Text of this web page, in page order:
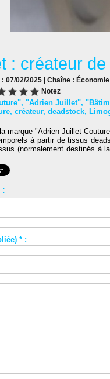
: créateur de
07/02/2025 | Chaîne :
Notez
, "Adrien Juillet",
, créateur, deadstock,
marque "Adrien Juillet
à partir de tissus
(normalement destinés à
:
* :